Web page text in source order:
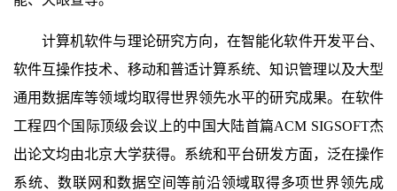
计算机软件与理论研究方向，在智能化软件开发平台、
软件互操作技术、移动和普适计算系统、知识管理以及大型
通用数据库等领域均取得世界领先水平的研究成果。在软件
工程四个国际顶级会议上的中国大陆首篇ACM SIGSOFT杰
出论文均由北京大学获得。系统和平台研发方面，泛在操作
系统、数联网和数据空间等前沿领域取得多项世界领先成